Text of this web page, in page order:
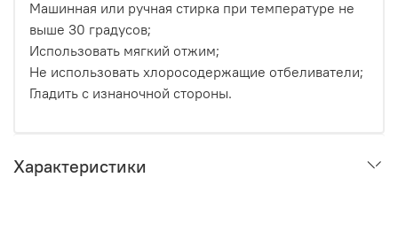
Машинная или ручная стирка при температуре не
выше 30 градусов;
Использовать мягкий отжим;
Не использовать хлоросодержащие отбеливатели;
Гладить с изнаночной стороны.
Характеристики